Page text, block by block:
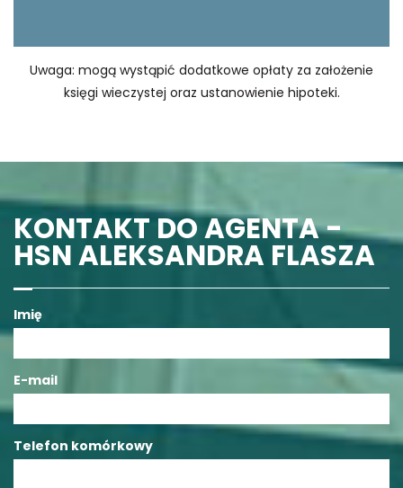
Uwaga: mogą wystąpić dodatkowe opłaty za założenie
księgi wieczystej oraz ustanowienie hipoteki.
KONTAKT DO AGENTA -
HSN ALEKSANDRA FLASZA
Imię
E-mail
Telefon komórkowy